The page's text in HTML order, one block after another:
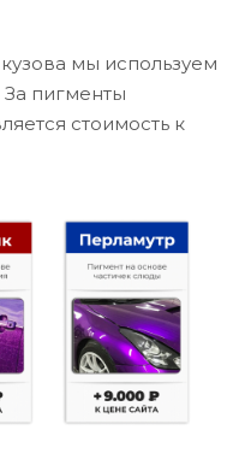
мы используем
пигменты
стоимость к